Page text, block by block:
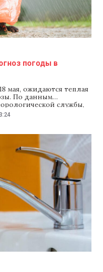
погоды в
мая, ожидаются теплая
По данным
службы,
ночью температура
+21…+23°C, ночью